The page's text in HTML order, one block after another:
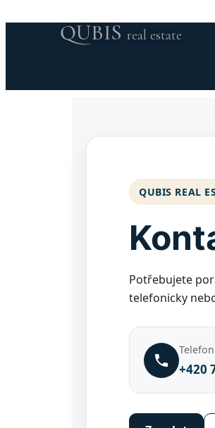
QUBIS real estate
QUBIS REAL
Potřebujete
telefonicky
Telefon
+420